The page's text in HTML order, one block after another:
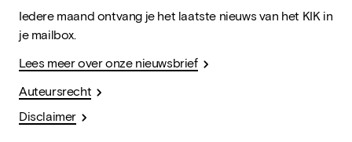
Iedere maand ontvang je het laatste nieuws van het KIK in
je mailbox.
Lees meer over onze nieuwsbrief
Auteursrecht
Disclaimer